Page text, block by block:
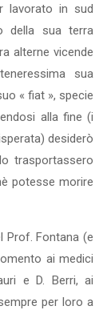
lavorato in sud
della sua terra
alterne vicende
sua
« fiat », specie
alla fine (i
desiderò
trasportassero
potesse morire
Prof. Fontana (e
ai medici
e D. Berri, ai
per loro a